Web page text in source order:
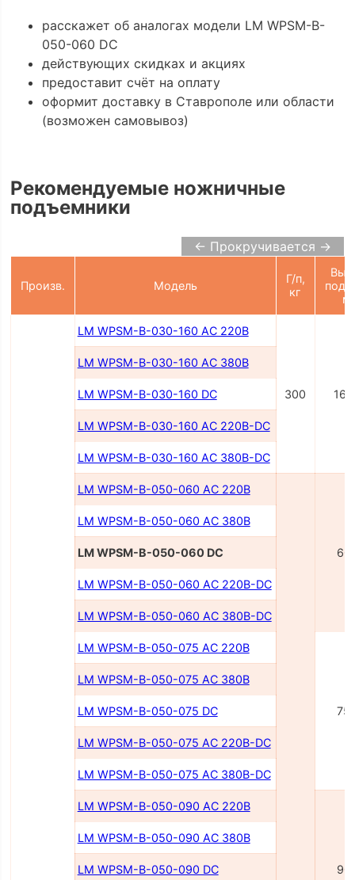
расскажет об аналогах модели LM WPSM-B-
050-060 DC
действующих скидках и акциях
предоставит счёт на оплату
оформит доставку в Ставрополе или области
(возможен самовывоз)
Рекомендуемые ножничные
подъемники
← Прокручивается →
Произв. Модель
Г/п,
кг
LM WPSM-B-030-160 AC 220В
300
LM WPSM-B-030-160 AC 380В
LM WPSM-B-030-160 DC
LM WPSM-B-030-160 AC 220B-DC
LM WPSM-B-030-160 AC 380B-DC
LM WPSM-B-050-060 AC 220B
LM WPSM-B-050-060 AC 380B
LM WPSM-B-050-060 DC
LM WPSM-B-050-060 AC 220В-DC
LM WPSM-B-050-060 AC 380В-DC
LM WPSM-B-050-075 AC 220В
LM WPSM-B-050-075 AC 380В
LM WPSM-B-050-075 DC
LM WPSM-B-050-075 AC 220В-DC
LM WPSM-B-050-075 AC 380В-DC
LM WPSM-B-050-090 AC 220В
LM WPSM-B-050-090 AC 380В
LM WPSM-B-050-090 DC